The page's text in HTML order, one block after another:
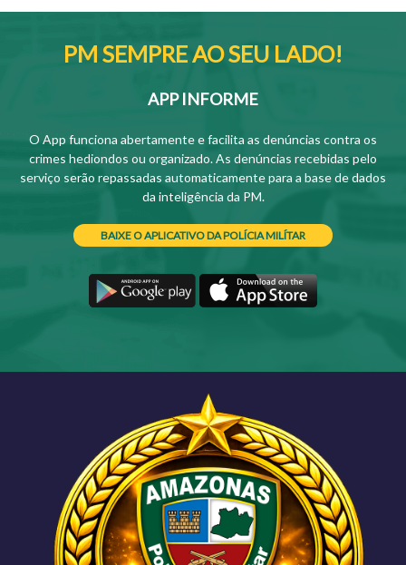
PM SEMPRE AO SEU LADO!
APP INFORME
O App funciona abertamente e facilita as denúncias contra os
crimes hediondos ou organizado. As denúncias recebidas pelo
serviço serão repassadas automaticamente para a base de dados
da inteligência da PM.
BAIXE O APLICATIVO DA POLÍCIA MILÍTAR